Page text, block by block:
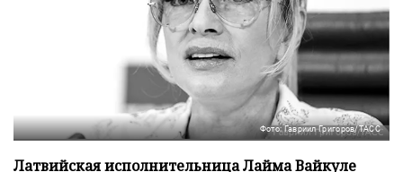
Фото: Гавриил Григоров/ТАСС
Латвийская исполнительница Лайма Вайкуле